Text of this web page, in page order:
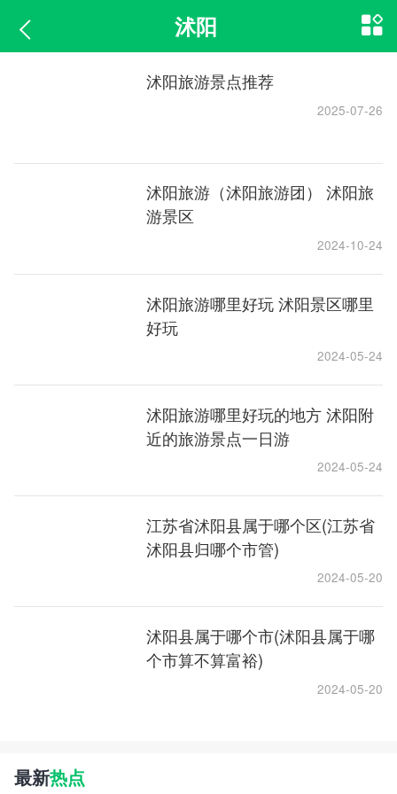
沭阳
沭阳旅游景点推荐
2025-07-26
沭阳旅游（沭阳旅游团） 沭阳旅
游景区
2024-10-24
沭阳旅游哪里好玩 沭阳景区哪里
好玩
2024-05-24
沭阳旅游哪里好玩的地方 沭阳附
近的旅游景点一日游
2024-05-24
江苏省沭阳县属于哪个区(江苏省
沭阳县归哪个市管)
2024-05-20
沭阳县属于哪个市(沭阳县属于哪
个市算不算富裕)
2024-05-20
最新热点